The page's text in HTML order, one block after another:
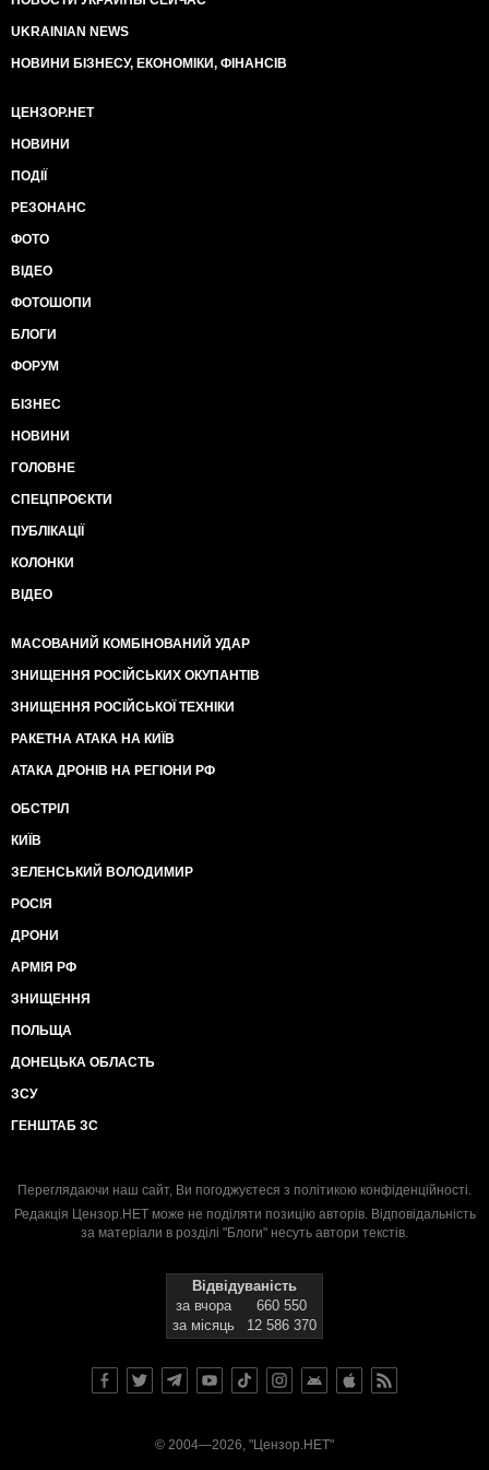
UKRAINIAN NEWS
НОВИНИ БІЗНЕСУ, ЕКОНОМІКИ, ФІНАНСІВ
ЦЕНЗОР.НЕТ
НОВИНИ
ПОДІЇ
РЕЗОНАНС
ФОТО
ВІДЕО
ФОТОШОПИ
БЛОГИ
ФОРУМ
БІЗНЕС
НОВИНИ
ГОЛОВНЕ
СПЕЦПРОЄКТИ
ПУБЛІКАЦІЇ
КОЛОНКИ
ВІДЕО
МАСОВАНИЙ КОМБІНОВАНИЙ УДАР
ЗНИЩЕННЯ РОСІЙСЬКИХ ОКУПАНТІВ
ЗНИЩЕННЯ РОСІЙСЬКОЇ ТЕХНІКИ
РАКЕТНА АТАКА НА КИЇВ
АТАКА ДРОНІВ НА РЕГІОНИ РФ
ОБСТРІЛ
КИЇВ
ЗЕЛЕНСЬКИЙ ВОЛОДИМИР
РОСІЯ
ДРОНИ
АРМІЯ РФ
ЗНИЩЕННЯ
ПОЛЬЩА
ДОНЕЦЬКА ОБЛАСТЬ
ЗСУ
ГЕНШТАБ ЗС
Переглядаючи наш сайт, Ви погоджуєтеся з політикою конфіденційності.
Редакція Цензор.НЕТ може не поділяти позицію авторів. Відповідальність
за матеріали в розділі "Блоги" несуть автори текстів.
Відвідуваність
за вчора
660 550
за місяць
12 586 370
© 2004—2026, "Цензор.НЕТ"